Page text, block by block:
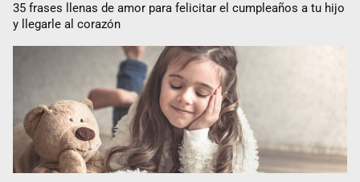
35 frases llenas de amor para felicitar el cumpleaños a tu hijo
y llegarle al corazón